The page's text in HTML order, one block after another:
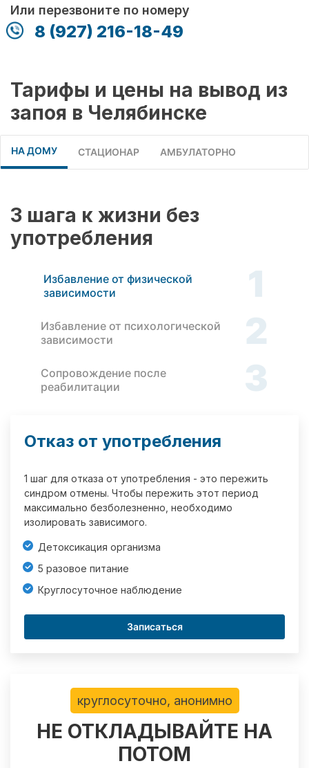
Или перезвоните по номеру
8 (927) 216-18-49
Тарифы и цены на вывод из
запоя в Челябинске
НА ДОМУ СТАЦИОНАР АМБУЛАТОРНО
3 шага к жизни без
употребления
Избавление от физической
зависимости
1
Избавление от психологической
зависимости
2
Сопровождение после
реабилитации
3
Отказ от употребления
1 шаг для отказа от употребления - это пережить
синдром отмены. Чтобы пережить этот период
максимально безболезненно, необходимо
изолировать зависимого.
Детоксикация организма
5 разовое питание
Круглосуточное наблюдение
Записаться
круглосуточно, анонимно
НЕ ОТКЛАДЫВАЙТЕ НА
ПОТОМ